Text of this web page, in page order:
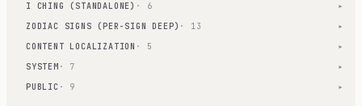
I CHING (STANDALONE) · 6 ▾
ZODIAC SIGNS (PER-SIGN DEEP) · 13 ▾
CONTENT LOCALIZATION · 5 ▾
SYSTEM · 7 ▾
PUBLIC · 9 ▾